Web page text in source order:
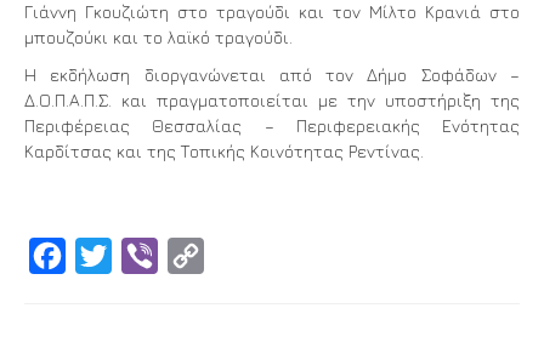
Γιάννη Γκουζιώτη στο τραγούδι και τον Μίλτο Κρανιά στο
μπουζούκι και το λαϊκό τραγούδι.
Η εκδήλωση διοργανώνεται από τον Δήμο Σοφάδων –
Δ.Ο.Π.Α.Π.Σ. και πραγματοποιείται με την υποστήριξη της
Περιφέρειας Θεσσαλίας – Περιφερειακής Ενότητας
Καρδίτσας και της Τοπικής Κοινότητας Ρεντίνας.
Facebook
Twitter Viber